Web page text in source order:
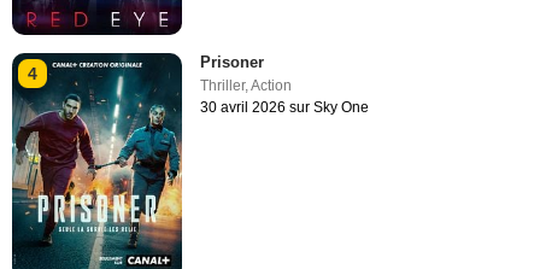
4
Prisoner
Thriller,Action
30 avril 2026 sur Sky One